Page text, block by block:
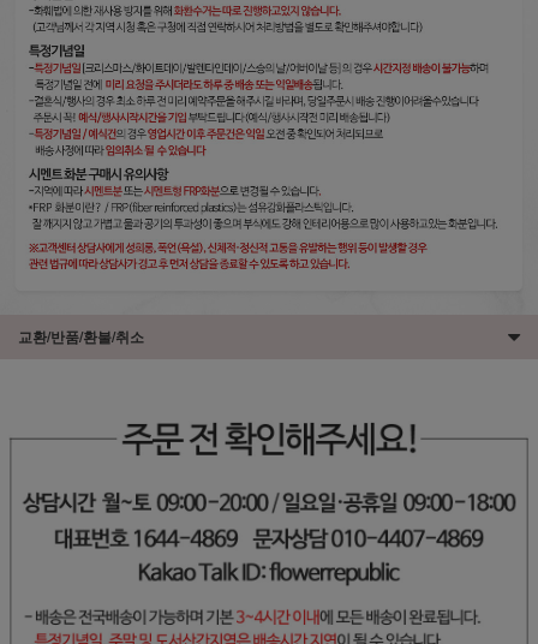
교환/반품/환불/취소